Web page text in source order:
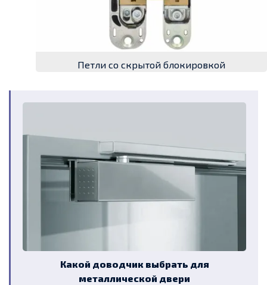
Петли со скрытой блокировкой
Какой доводчик выбрать для
металлической двери